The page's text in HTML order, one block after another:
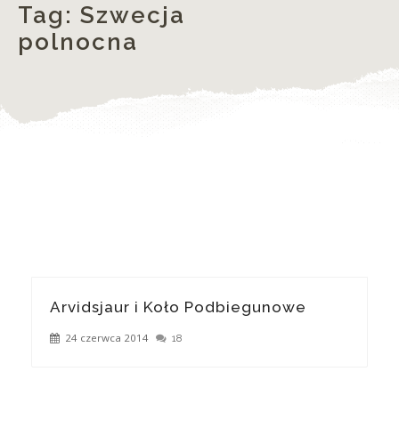
Tag: Szwecja
polnocna
Arvidsjaur i Koło Podbiegunowe
24 czerwca 2014 18